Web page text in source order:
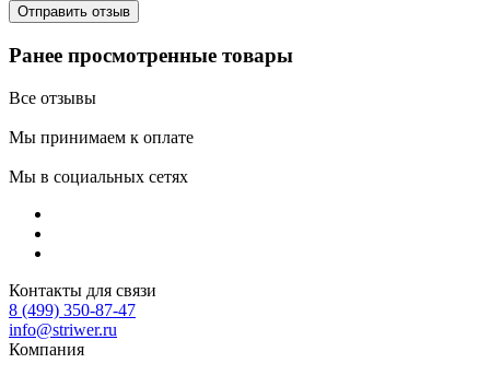
Ранее просмотренные товары
Все отзывы
Мы принимаем к оплате
Мы в социальных сетях
Контакты для связи
8 (499) 350-87-47
info@striwer.ru
Компания